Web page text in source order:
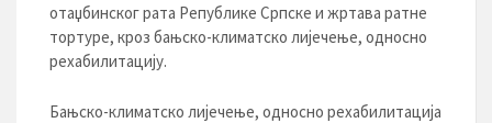
отаџбинског рата Републике Српске и жртава ратне
тортуре, кроз бањско-климатско лијечење, односно
рехабилитацију.
Бањско-климатско лијечење, односно рехабилитација